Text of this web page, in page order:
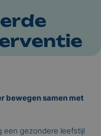
bewegen samen met
een gezondere leefstijl